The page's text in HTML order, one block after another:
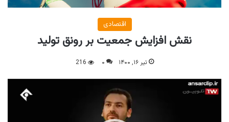
اقتصادی
نقش افزایش جمعیت بر رونق تولید
تیر ۱۶, ۱۴۰۰ ۰ 216
نمایشگر
ویدیو